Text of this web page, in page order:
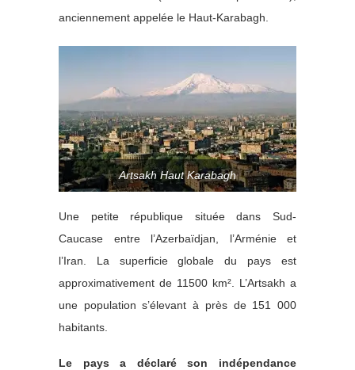
anciennement appelée le Haut-Karabagh.
Artsakh Haut Karabagh
Une petite république située dans Sud-
Caucase entre l’Azerbaïdjan, l’Arménie et
l’Iran. La superficie globale du pays est
approximativement de 11500 km². L’Artsakh a
une population s’élevant à près de 151 000
habitants.
Le pays a déclaré son indépendance